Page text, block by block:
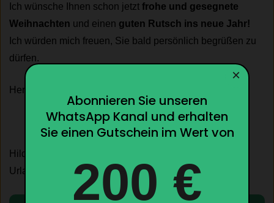
Ich wünsche Ihnen schon jetzt frohe und gesegnete
Weihnachten und einen guten Rutsch ins neue Jahr!
Ich würden mich freuen, Sie bald persönlich begrüßen zu
dürfen.
Herzlichst Ihre
Hildegard Sommer
Urlaubs Service Deutschland
Abonnieren Sie unseren
WhatsApp Kanal und erhalten
Sie einen Gutschein im Wert von
200 €
×